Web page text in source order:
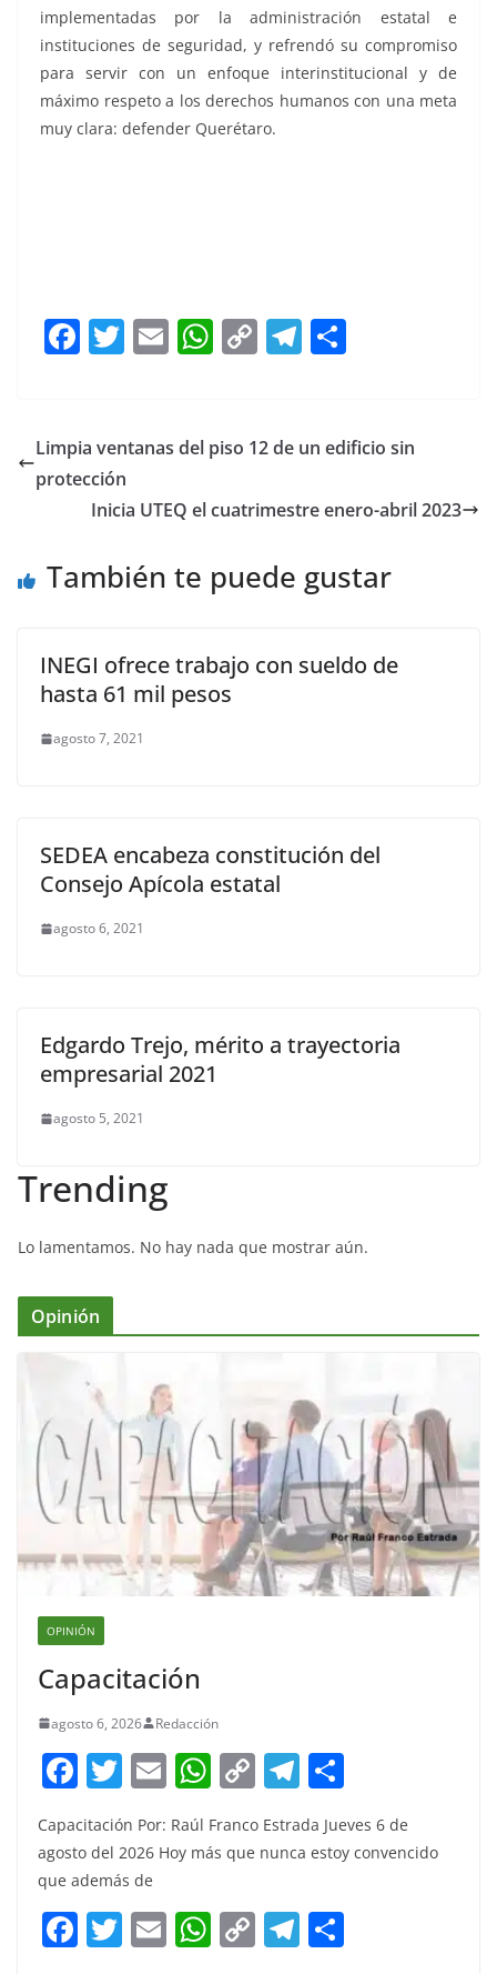
implementadas por la administración estatal e
instituciones de seguridad, y refrendó su compromiso
para servir con un enfoque interinstitucional y de
máximo respeto a los derechos humanos con una meta
muy clara: defender Querétaro.
F
e
b
o
k
T
er
E
l
W
s
p
C
y
n
T
gr
m
e
Limpia ventanas del piso 12 de un edificio sin
protección
Inicia UTEQ el cuatrimestre enero-abril 2023
También te puede gustar
INEGI ofrece trabajo con sueldo de
hasta 61 mil pesos
agosto 7, 2021
SEDEA encabeza constitución del
Consejo Apícola estatal
agosto 6, 2021
Edgardo Trejo, mérito a trayectoria
empresarial 2021
agosto 5, 2021
Trending
Lo lamentamos. No hay nada que mostrar aún.
Opinión
OPINIÓN
Capacitación
agosto 6, 2026 Redacción
F
a
c
e
b
o
T
itt
er
E
m
ai
W
at
A
p
C
p
Li
n
T
el
e
a
m
ar
e
Capacitación Por: Raúl Franco Estrada Jueves 6 de
agosto del 2026 Hoy más que nunca estoy convencido
que además de
F T E W C T